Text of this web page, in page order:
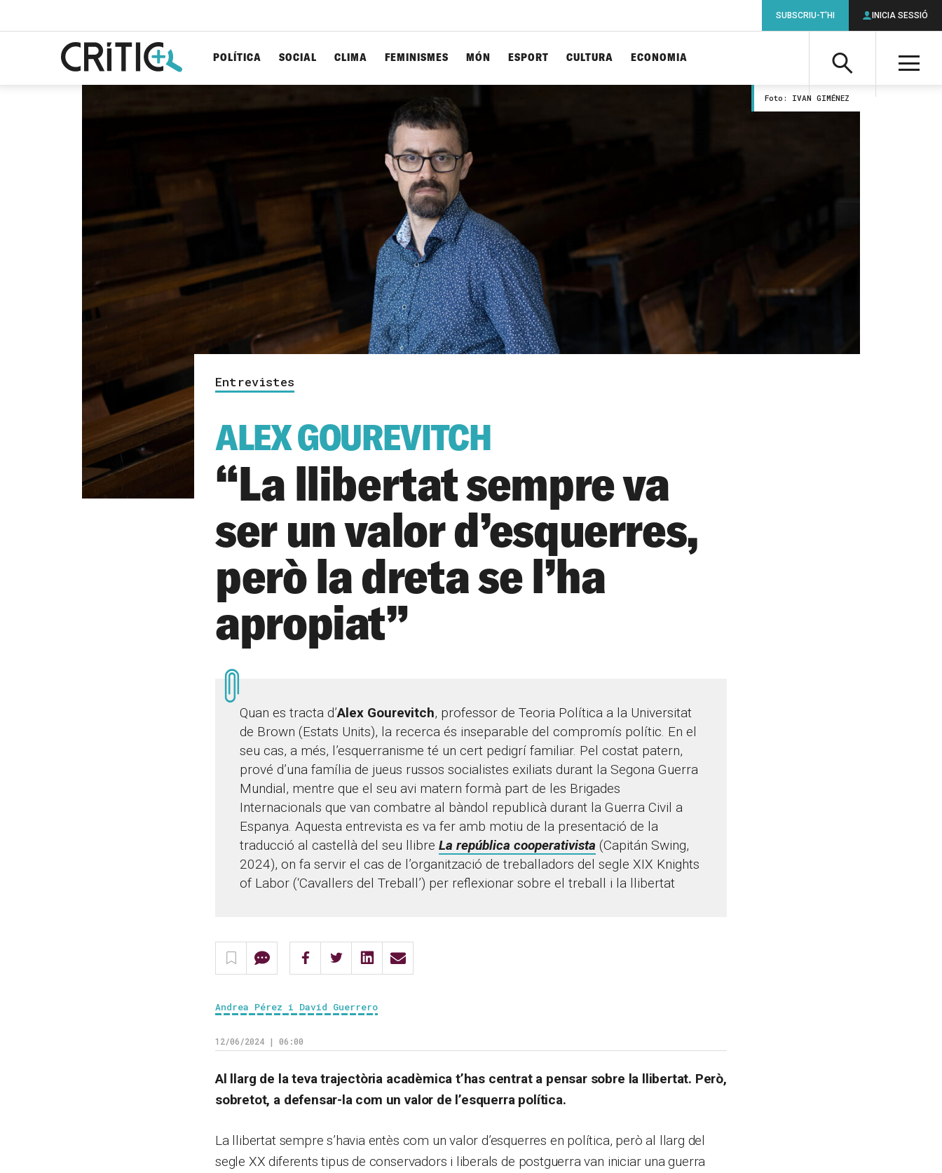
Cerca
per...
POLÍTICA SOCIAL CLIMA FEMINISMES MÓN ESPORT CULTURA ECONOMIA
SUBSCRIU-T'HI INICIA SESSIÓ
Foto: IVAN GIMÉNEZ
Entrevistes
ALEX GOUREVITCH
“La llibertat sempre va
ser un valor d’esquerres,
però la dreta se l’ha
apropiat”
Quan es tracta d’Alex Gourevitch, professor de Teoria Política a la Universitat
de Brown (Estats Units), la recerca és inseparable del compromís polític. En el
seu cas, a més, l’esquerranisme té un cert pedigrí familiar. Pel costat patern,
prové d’una família de jueus russos socialistes exiliats durant la Segona Guerra
Mundial, mentre que el seu avi matern formà part de les Brigades
Internacionals que van combatre al bàndol republicà durant la Guerra Civil a
Espanya. Aquesta entrevista es va fer amb motiu de la presentació de la
traducció al castellà del seu llibre La república cooperativista (Capitán Swing,
2024), on fa servir el cas de l’organització de treballadors del segle XIX Knights
of Labor (‘Cavallers del Treball’) per reflexionar sobre el treball i la llibertat
Andrea Pérez i David Guerrero
12/06/2024 | 06:00
Al llarg de la teva trajectòria acadèmica t’has centrat a pensar sobre la llibertat. Però,
sobretot, a defensar-la com un valor de l’esquerra política.
La llibertat sempre s’havia entès com un valor d’esquerres en política, però al llarg del
segle XX diferents tipus de conservadors i liberals de postguerra van iniciar una guerra